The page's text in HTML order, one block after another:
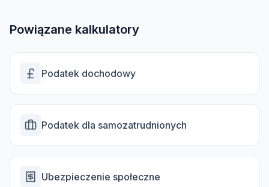
Powiązane kalkulatory
Podatek dochodowy
Podatek dla samozatrudnionych
Ubezpieczenie społeczne